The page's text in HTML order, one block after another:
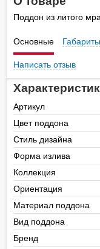
Поддон из литого
Основные Габариты
Написать отзыв
Артикул
Цвет поддона
Стиль дизайна
Форма излива
Коллекция
Ориентация
Материал поддона
Вид поддона
Бренд